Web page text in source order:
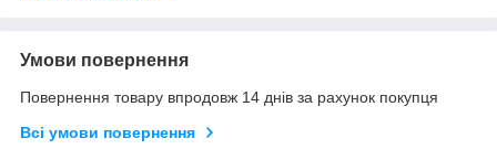
Умови повернення
Повернення товару впродовж 14 днів за рахунок покупця
Всі умови повернення